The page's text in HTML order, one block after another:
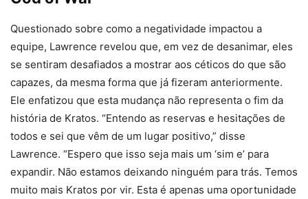
Questionado sobre como a negatividade impactou a
equipe, Lawrence revelou que, em vez de desanimar, eles
se sentiram desafiados a mostrar aos céticos do que são
capazes, da mesma forma que já fizeram anteriormente.
Ele enfatizou que esta mudança não representa o fim da
história de Kratos. “Entendo as reservas e hesitações de
todos e sei que vêm de um lugar positivo,” disse
Lawrence. “Espero que isso seja mais um ‘sim e’ para
expandir. Não estamos deixando ninguém para trás. Temos
muito mais Kratos por vir. Esta é apenas uma oportunidade